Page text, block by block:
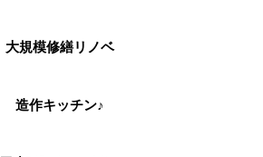
大規模修繕リノベ
造作キッチン♪